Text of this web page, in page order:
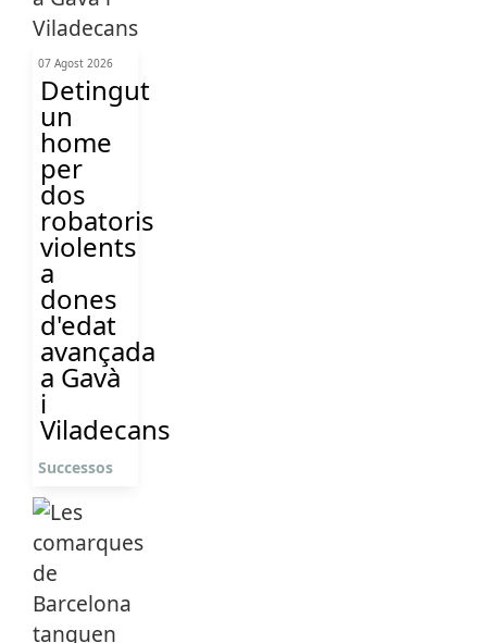
07 Agost 2026
Detingut
un
home
per
dos
robatoris
violents
a
dones
d'edat
avançada
a Gavà
i
Viladecans
Successos